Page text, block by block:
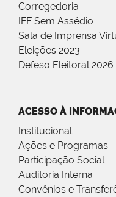
Corregedoria
IFF Sem Assédio
Sala de Imprensa
Eleições 2023
Defeso Eleitoral 2026
ACESSO À
Institucional
Ações e Programas
Participação Social
Auditoria Interna
Convênios e